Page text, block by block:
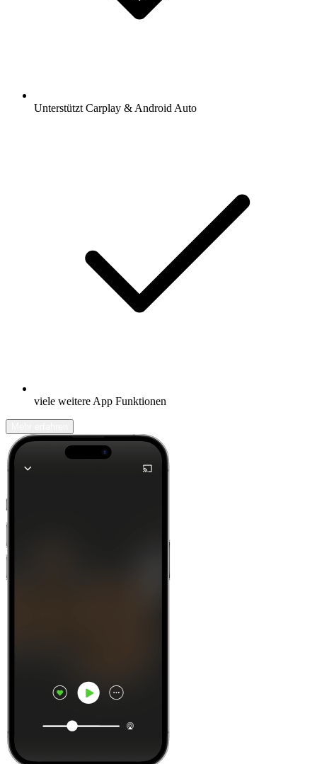
Unterstützt Carplay & Android Auto
viele weitere App Funktionen